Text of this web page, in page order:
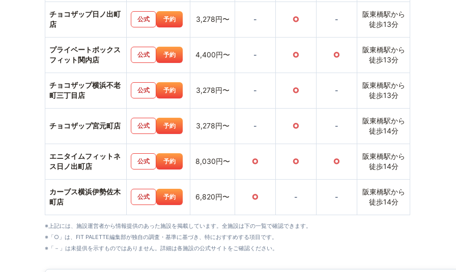
チョコザップ日ノ出町
店
公式 予約 3,278円〜 - ○ -
阪東橋駅から
徒歩13分
プライベートボックス
フィット関内店
公式 予約 4,400円〜 - ○ ○
阪東橋駅から
徒歩13分
チョコザップ横浜不老
町三丁目店
公式 予約 3,278円〜 - ○ -
阪東橋駅から
徒歩13分
チョコザップ宮元町店 公式 予約 3,278円〜 - ○ -
阪東橋駅から
徒歩14分
エニタイムフィットネ
ス日ノ出町店
公式 予約 8,030円〜 ○ ○ ○
阪東橋駅から
徒歩14分
カーブス横浜伊勢佐木
町店
公式 予約 6,820円〜 ○ - -
阪東橋駅から
徒歩14分
※上記には、施設運営者から情報提供のあった施設を掲載しています。全施設は下の一覧で確認できます。
※「○」は、FIT PALETTE編集部が独自の調査・基準に基づき、特におすすめする項目です。
※「－」は未提供を示すものではありません。詳細は各施設の公式サイトをご確認ください。